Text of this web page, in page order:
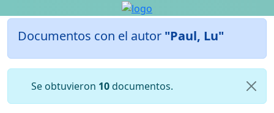
Documentos con el autor "Paul, Lu"
Se obtuvieron 10documentos.